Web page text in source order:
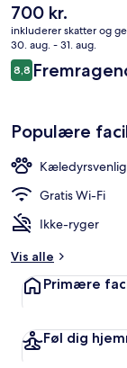
Den
nuværende
pris
er
700 kr.
700 kr.
inkluderer skatter og
30. aug. - 31. aug.
Anmeldelser
8,88,8 ud af 10.
Populære
Gratis Wi-Fi
Ikke-ryger
Vis alle
Primære
Føl dig